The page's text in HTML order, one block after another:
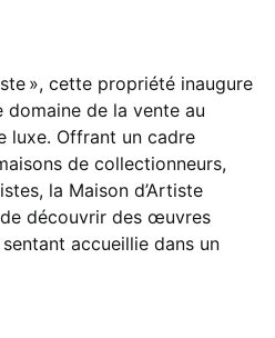
», cette propriété inaugure
domaine de la vente au
luxe. Offrant un cadre
de collectionneurs,
la Maison d’Artiste
découvrir des œuvres
accueillie dans un